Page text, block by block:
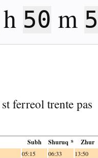
h 50 m
ferreol trente pas
Subh Shuruq * Zhur
05:15 06:33 13:50